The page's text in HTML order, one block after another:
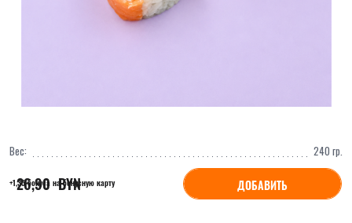
Вес: 240 гр.
26,90
  BYN
+1,35 бонуса на бонусную карту ДОБАВИТЬ